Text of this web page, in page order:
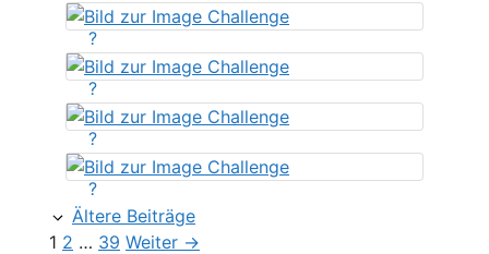
?
?
?
?
Ältere Beiträge
Seite
1 Seite
2 … Seite
39 Weiter →